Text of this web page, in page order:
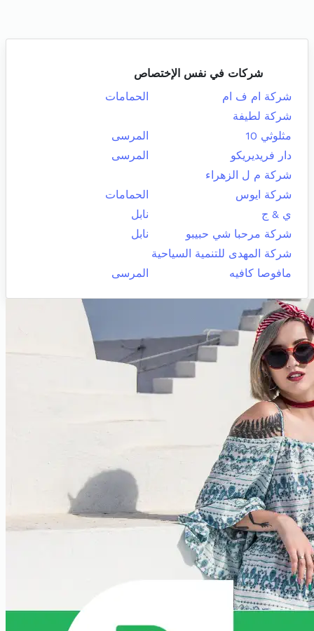
شركات في نفس الإختصاص
شركة ام ف ام
الحمامات
شركة لطيفة
مثلوثي 10
المرسى
دار فريديريكو
المرسى
شركة م ل الزهراء
شركة ايوس
الحمامات
ي & ج
نابل
شركة مرحبا شي حبيبو
نابل
شركة المهدى للتنمية السياحية
مافوصا كافيه
المرسى